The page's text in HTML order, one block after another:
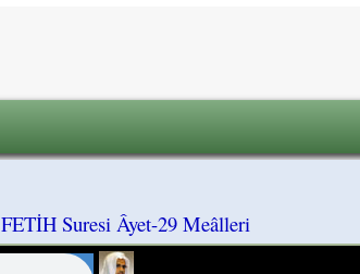
FETİH Suresi Âyet-29 Meâlleri